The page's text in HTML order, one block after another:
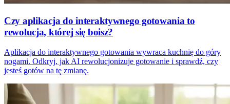
Czy aplikacja do interaktywnego gotowania to
rewolucja, której się boisz?
Aplikacja do interaktywnego gotowania wywraca kuchnię do góry
nogami. Odkryj, jak AI rewolucjonizuje gotowanie i sprawdź, czy
jesteś gotów na tę zmianę.